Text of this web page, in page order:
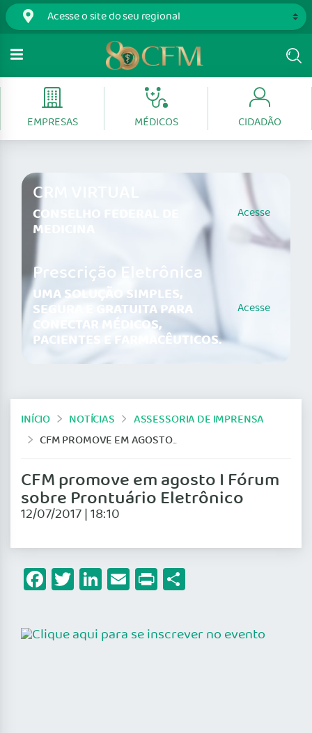
EMPRESAS MÉDICOS CIDADÃO
CRM VIRTUAL
CONSELHO FEDERAL DE
MEDICINA
Acesse
Prescrição Eletrônica
UMA SOLUÇÃO SIMPLES,
SEGURA E GRATUITA PARA
CONECTAR MÉDICOS,
PACIENTES E FARMACÊUTICOS.
Acesse
INÍCIO NOTÍCIAS
ASSESSORIA DE IMPRENSA
CFM PROMOVE EM AGOSTO I FÓRUM SOBRE PRONTUÁRIO ELETRÔNICO
CFM promove em agosto I Fórum
sobre Prontuário Eletrônico
12/07/2017 | 18:10
Facebook
Twitter
LinkedIn
Email
Print